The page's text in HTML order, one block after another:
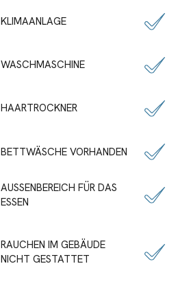
KLIMAANLAGE
WASCHMASCHINE
HAARTROCKNER
BETTWÄSCHE VORHANDEN
AUSSENBEREICH FÜR DAS
ESSEN
RAUCHEN IM GEBÄUDE
NICHT GESTATTET